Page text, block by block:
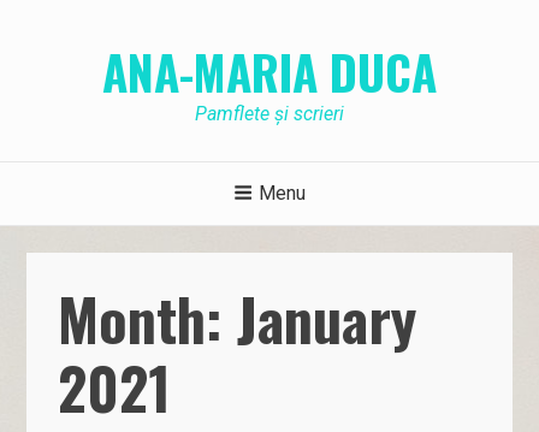
ANA-MARIA DUCA
Pamflete și scrieri
Menu
Month: January
2021